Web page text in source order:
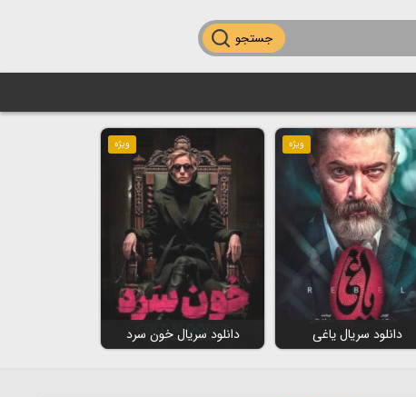
جستجو
ویژه
دانلود سریال یاغی
ویژه
دانلود سریال خون سرد